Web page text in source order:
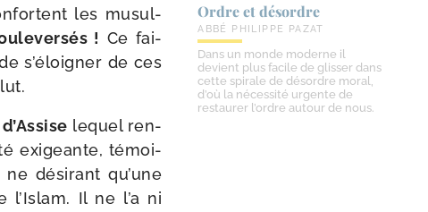
les musul­
! Ce fai­
s’éloigner de ces
lequel ren­
exi­geante, témoi­
dési­rant qu’une
Il ne l’a ni
Ordre et désordre
ABBÉ PHILIPPE PAZAT
Dans un monde moderne il
devient plus facile de glisser dans
cette spirale de désordre moral,
d’où la nécessité urgente de
restaurer l’ordre autour de nous.